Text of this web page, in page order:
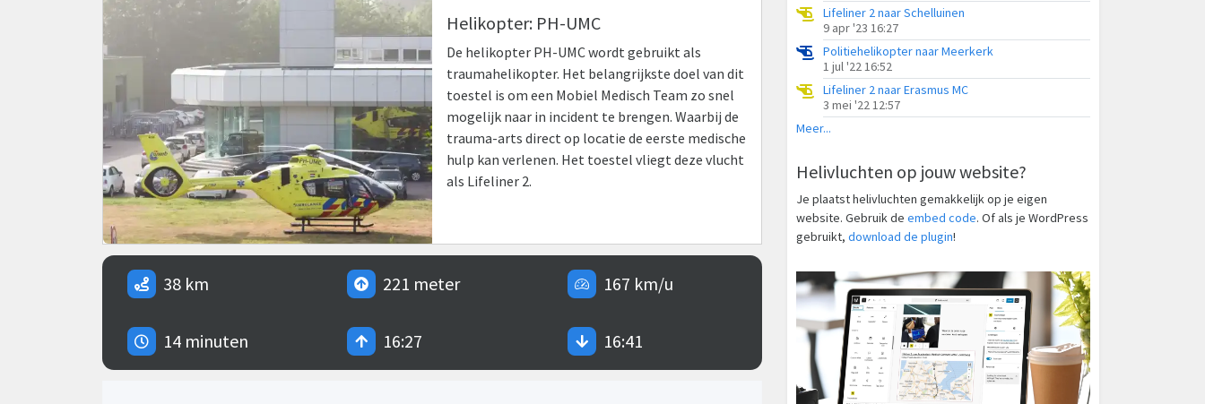
Helikopter: PH-UMC
De helikopter PH-UMC wordt gebruikt als
traumahelikopter. Het belangrijkste doel van dit
toestel is om een Mobiel Medisch Team zo snel
mogelijk naar in incident te brengen. Waarbij de
trauma-arts direct op locatie de eerste medische
hulp kan verlenen. Het toestel vliegt deze vlucht
als Lifeliner 2.
38 km 221 meter 167 km/u
14 minuten 16:27 16:41
Lifeliner 2 naar Schelluinen
9 apr '23 16:27
Politiehelikopter naar Meerkerk
1 jul '22 16:52
Lifeliner 2 naar Erasmus MC
3 mei '22 12:57
Meer...
Helivluchten op jouw website?
Je plaatst helivluchten gemakkelijk op je eigen
website. Gebruik de embed code. Of als je WordPress
gebruikt, download de plugin!